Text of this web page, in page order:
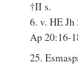
†II s.
6. v. HE
Ap 20:16-
25.